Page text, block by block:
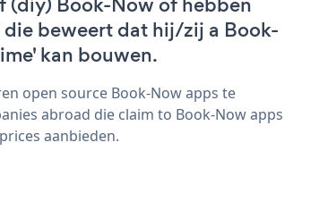
die beweert dat hij/zij a Book-
kan bouwen.
open source Book-Now apps te
abroad die claim to Book-Now apps
aanbieden.